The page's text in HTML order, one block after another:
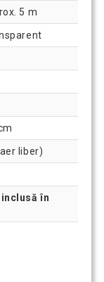
5 m
liber)
în